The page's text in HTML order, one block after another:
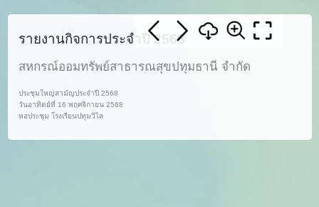
รายงานกิจการประจำปี 2568
สหกรณ์ออมทรัพย์สาธารณสุขปทุมธานี จำกัด
ประชุมใหญ่สามัญประจำปี 2568
วันอาทิตย์ที่ 16 พฤศจิกายน 2568
หอประชุม โรงเรียนปทุมวิไล